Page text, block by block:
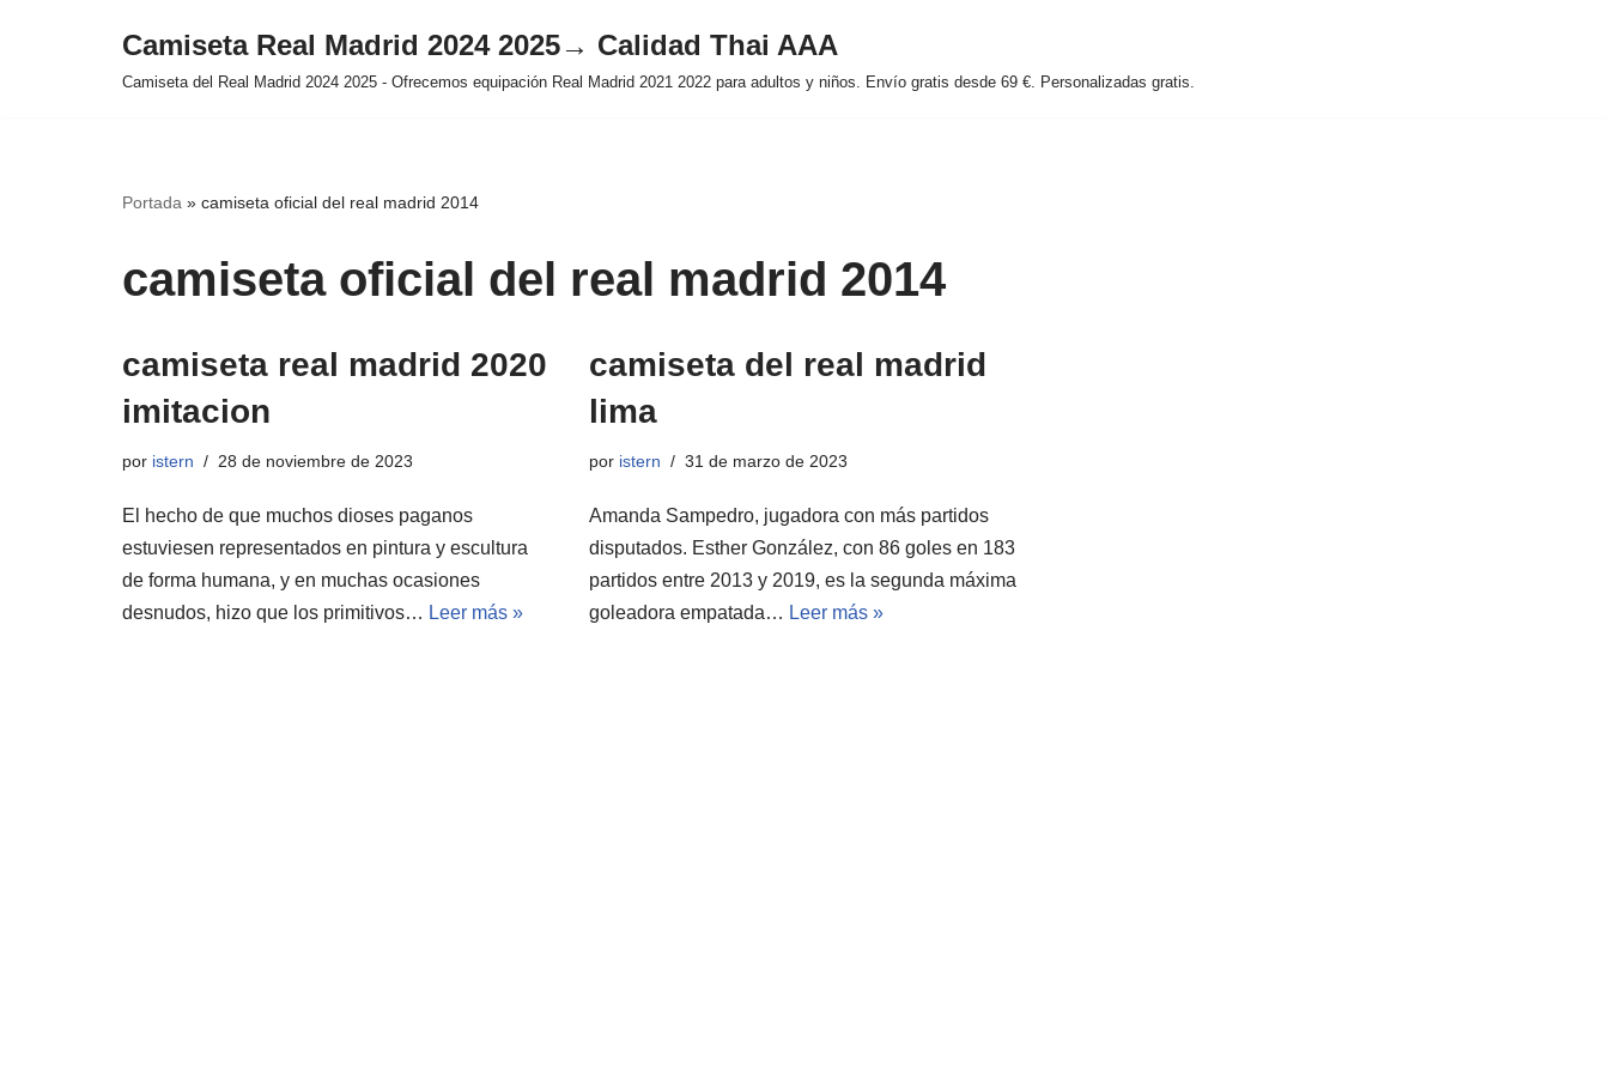
Camiseta Real Madrid 2024 2025→ Calidad Thai AAA
Camiseta del Real Madrid 2024 2025 - Ofrecemos equipación Real Madrid 2021 2022 para adultos y niños. Envío gratis desde 69 €. Personalizadas gratis.
Portada » camiseta oficial del real madrid 2014
camiseta oficial del real madrid 2014
camiseta real madrid 2020
imitacion
por istern 28 de noviembre de 2023
El hecho de que muchos dioses paganos
estuviesen representados en pintura y escultura
de forma humana, y en muchas ocasiones
desnudos, hizo que los primitivos… Leer más »
camiseta del real madrid
lima
por istern 31 de marzo de 2023
Amanda Sampedro, jugadora con más partidos
disputados. Esther González, con 86 goles en 183
partidos entre 2013 y 2019, es la segunda máxima
goleadora empatada… Leer más »